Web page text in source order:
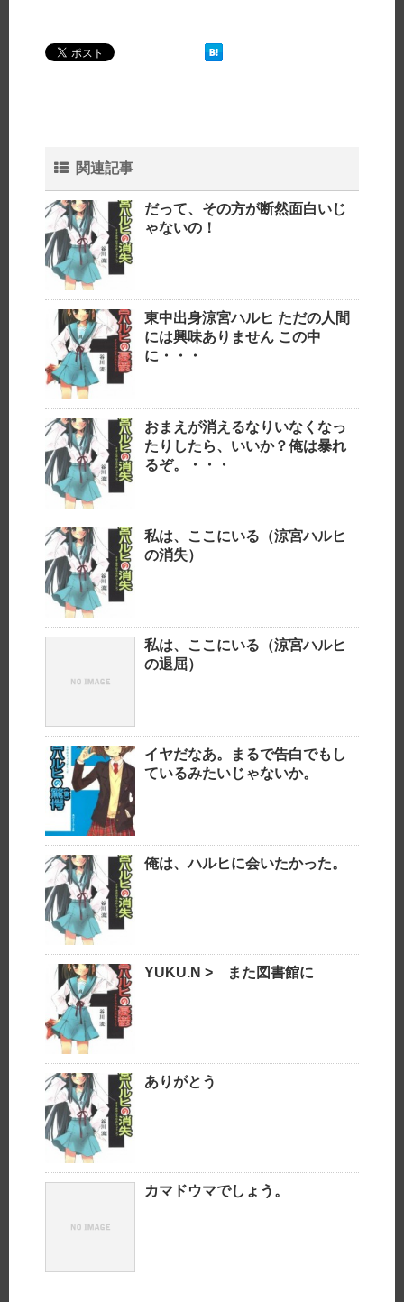
関連記事
だって、その方が断然面白いじ
ゃないの！
東中出身涼宮ハルヒ ただの人間
には興味ありません この中
に・・・
おまえが消えるなりいなくなっ
たりしたら、いいか？俺は暴れ
るぞ。・・・
私は、ここにいる（涼宮ハルヒ
の消失）
私は、ここにいる（涼宮ハルヒ
の退屈）
イヤだなあ。まるで告白でもし
ているみたいじゃないか。
俺は、ハルヒに会いたかった。
YUKU.N > また図書館に
ありがとう
カマドウマでしょう。